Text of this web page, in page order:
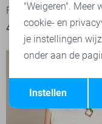
Fluresk Top
49,99
Terug
"Weigeren". Meer
cookie- en
je instellingen
onder aan de
Instellen